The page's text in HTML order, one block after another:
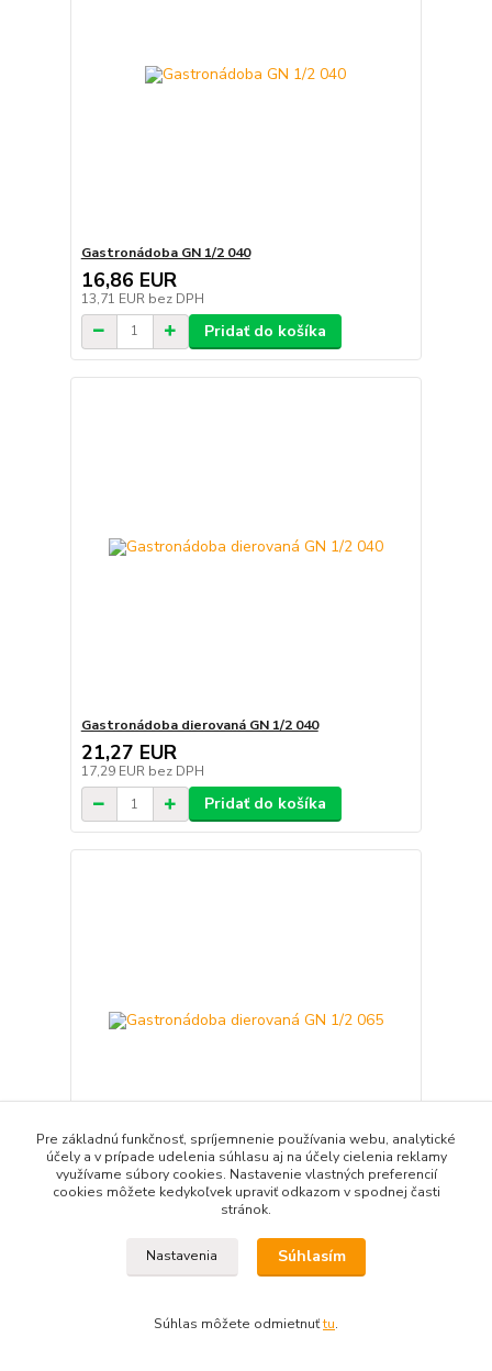
Gastronádoba GN 1/2 040
16,86 EUR
13,71 EUR bez DPH
Pridať do košíka
Gastronádoba dierovaná GN 1/2 040
21,27 EUR
17,29 EUR bez DPH
Pridať do košíka
Gastronádoba dierovaná GN 1/2 065
Pridať do košíka
Pre základnú funkčnosť, spríjemnenie používania webu, analytické
účely a v prípade udelenia súhlasu aj na účely cielenia reklamy
využívame súbory cookies. Nastavenie vlastných preferencií
cookies môžete kedykoľvek upraviť odkazom v spodnej časti
stránok.
Nastavenia Súhlasím
Súhlas môžete odmietnuťtu.